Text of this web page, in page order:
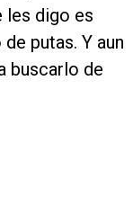
les digo es
putas. Y aun
buscarlo de